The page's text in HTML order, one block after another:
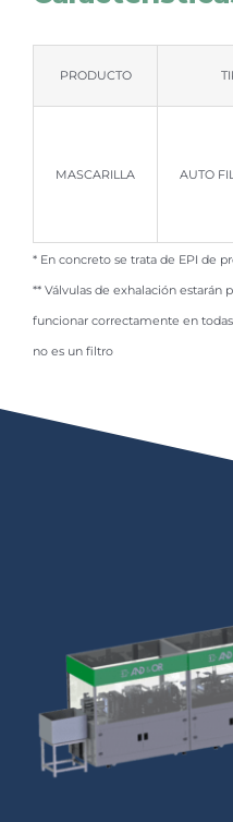
PRODUCTO
MASCARILLA AUTO
* En concreto se trata de EPI de
** Válvulas de exhalación estarán
funcionar correctamente en
no es un filtro